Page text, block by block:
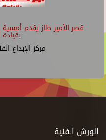
قصر الأمير طاز يقدم أمسية
مركز الإبداع
الورش الفنية